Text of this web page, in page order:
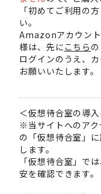
「初めてご利用の
い。
Amazonアカウン
様は、先に こちら
ログインのうえ、
お願いいたします。
＜仮想待合室の導
※当サイトへのア
の「仮想待合室」
します。
「仮想待合室」で
安を確認できます。